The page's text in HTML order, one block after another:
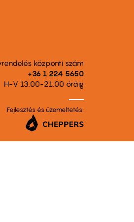
központi szám
+36 1 224 5650
H-V 13.00-21.00 óráig
Fejlesztés és üzemeltetés: